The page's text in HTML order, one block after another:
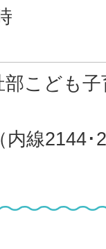
こども
線2144･